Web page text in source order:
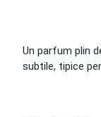
Un parfum plin
subtile, tipice